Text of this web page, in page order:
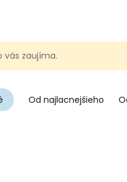
vás zaujíma.
Od najlacnejšieho